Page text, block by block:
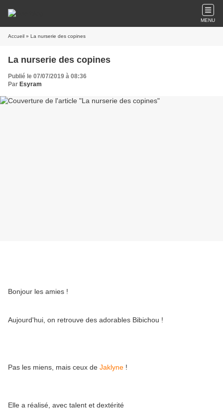
MENU
Accueil » La nurserie des copines
La nurserie des copines
Publié le 07/07/2019 à 08:36
Par Esyram
Bonjour les amies !
Aujourd'hui, on retrouve des adorables Bibichou !
Pas les miens, mais ceux de Jaklyne !
Elle a réalisé, avec talent et dextérité